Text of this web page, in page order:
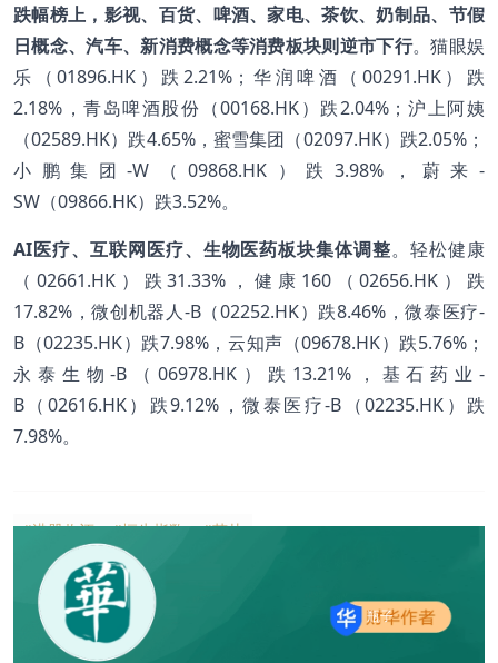
跌幅榜上，影视、百货、啤酒、家电、茶饮、奶制品、节假
日概念、汽车、新消费概念等消费板块则逆市下行。猫眼娱
乐（01896.HK）跌2.21%；华润啤酒（00291.HK）跌
2.18%，青岛啤酒股份（00168.HK）跌2.04%；沪上阿姨
（02589.HK）跌4.65%，蜜雪集团（02097.HK）跌2.05%；
小鹏集团-W（09868.HK）跌3.98%，蔚来-
SW（09866.HK）跌3.52%。
AI医疗、互联网医疗、生物医药板块集体调整。轻松健康
（02661.HK）跌31.33%，健康160（02656.HK）跌
17.82%，微创机器人-B（02252.HK）跌8.46%，微泰医疗-
B（02235.HK）跌7.98%，云知声（09678.HK）跌5.76%；
永泰生物-B（06978.HK）跌13.21%，基石药业-
B（02616.HK）跌9.12%，微泰医疗-B（02235.HK）跌
7.98%。
#港股收评 #恒生指数 #芯片
瓶子